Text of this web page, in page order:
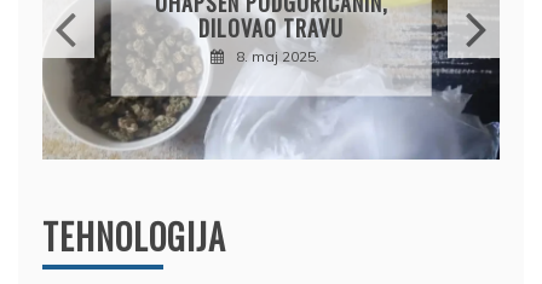
PRODAO TUĐI BMW,
DRŽAVU NAPUSTIO
BRODOM
12. februar 2025.
TEHNOLOGIJA